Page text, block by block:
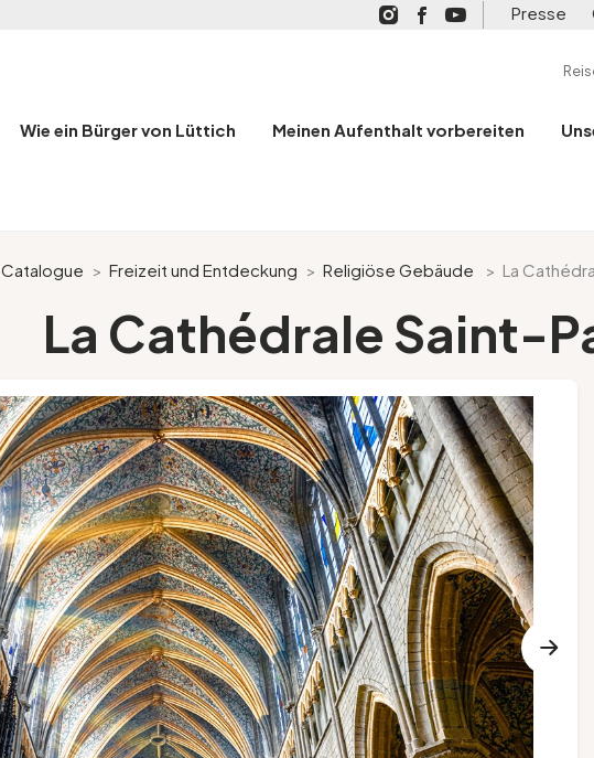
Presse
Wie ein Bürger von Lüttich Meinen Aufenthalt vorbereiten
Catalogue > Freizeit und Entdeckung > Religiöse Gebäude > La
La Cathédrale Saint-